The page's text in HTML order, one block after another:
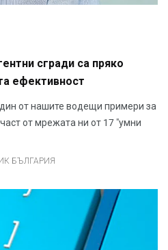
сгради са пряко
ефективност
от нашите водещи примери за
от мрежата ни от 17 "умни
БЪЛГАРИЯ